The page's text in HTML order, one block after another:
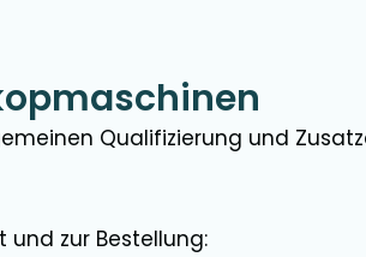
Qualifizierung und
und zur Bestellung: